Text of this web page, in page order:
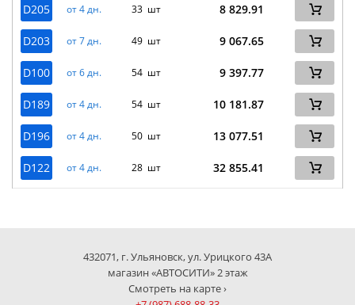
D205 от 4 дн. 33 шт 8 829.91
D203 от 7 дн. 49 шт 9 067.65
D100 от 6 дн. 54 шт 9 397.77
D189 от 4 дн. 54 шт 10 181.87
D196 от 4 дн. 50 шт 13 077.51
D122 от 4 дн. 28 шт 32 855.41
432071, г. Ульяновск, ул. Урицкого 43А
магазин «АВТОСИТИ» 2 этаж
Смотреть на карте ›